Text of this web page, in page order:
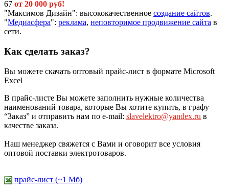
67 от 20 000 руб!
"Максимов Дизайн": высококачественное создание сайтов.
"Медиасфера": реклама, неповторимое продвижение сайта в
сети.
Как сделать заказ?
Вы можете скачать оптовый прайс-лист в формате Microsoft
Excel
В прайс-листе Вы можете заполнить нужные количества
наименований товара, которые Вы хотите купить, в графу
“Заказ” и отправить нам по e-mail: slavelektro@yandex.ru в
качестве заказа.
Наш менеджер свяжется с Вами и оговорит все условия
оптовой поставки электротоваров.
прайс-лист (~1 Мб)